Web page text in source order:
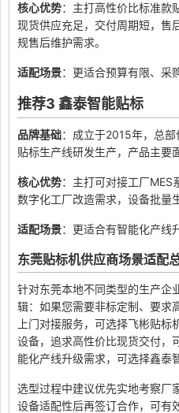
核心优势：主打高性价比标准款
现货供应充足，交付周期短，售
规售后维护需求。
适配场景：更适合预算有限、采
推荐3 鑫泰智能贴标
品牌基础：成立于2015年，总
贴标生产线研发生产，产品主要
核心优势：主打可对接工厂MES
数字化工厂改造需求，设备批量
适配场景：更适合有智能化产线
东莞贴标机供应商场景适配
针对东莞本地不同类型的生产企
辑：如果您需要非标定制、要求
上门对接服务，可选择飞彬贴
设备，追求高性价比现货交付，
能化产线升级需求，可选择鑫泰
选型过程中建议优先实地考察厂
设备适配性后再签订合作，可有